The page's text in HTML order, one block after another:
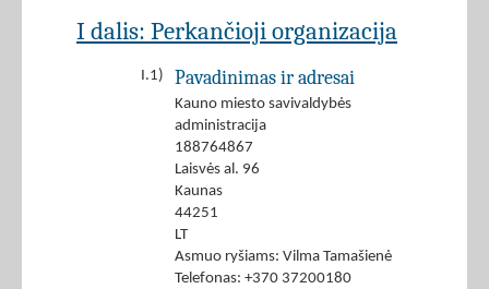
I dalis: Perkančioji organizacija
I.1) Pavadinimas ir adresai
Kauno miesto savivaldybės
administracija
188764867
Laisvės al. 96
Kaunas
44251
LT
Asmuo ryšiams: Vilma Tamašienė
Telefonas: +370 37200180